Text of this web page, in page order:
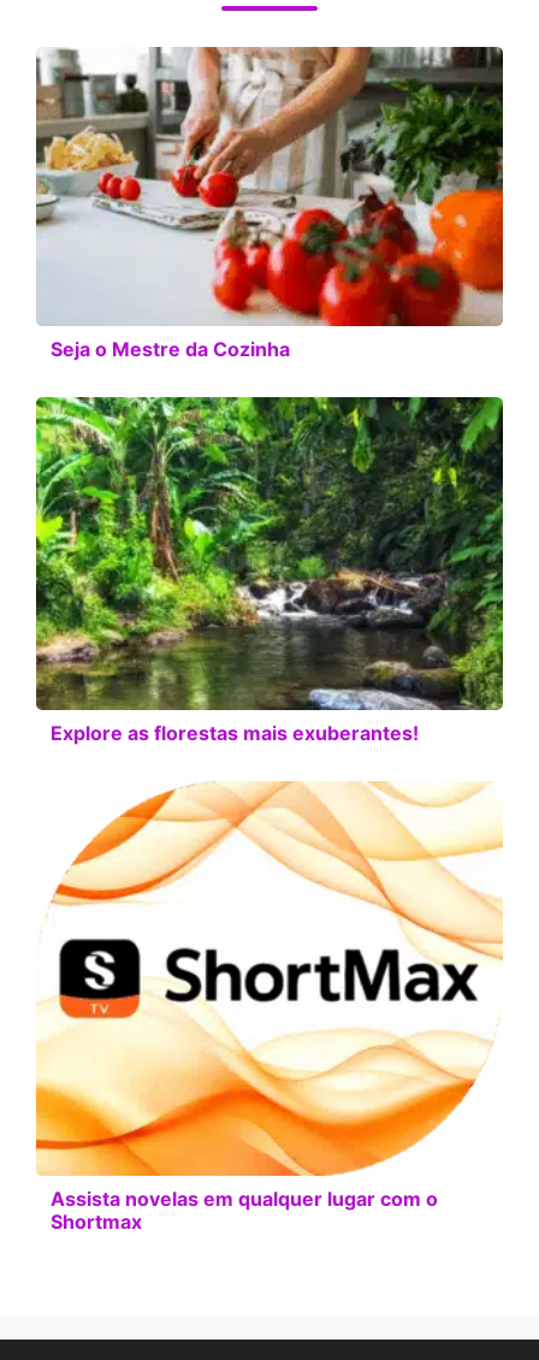
Seja o Mestre da Cozinha
Explore as florestas mais exuberantes!
Assista novelas em qualquer lugar com o
Shortmax